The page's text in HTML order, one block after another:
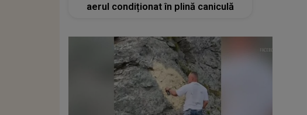
aerul condiționat în plină caniculă